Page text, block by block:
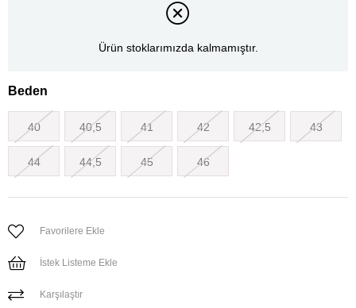
Ürün stoklarımızda kalmamıştır.
Beden
40 40,5 41 42 42,5 43
44 44,5 45 46
Favorilere Ekle
İstek Listeme Ekle
Karşılaştır